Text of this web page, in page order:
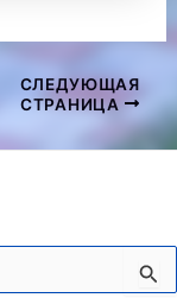
СЛЕДУЮЩАЯ
СТРАНИЦА